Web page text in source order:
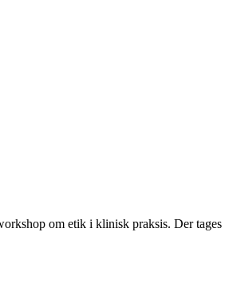
om etik i klinisk praksis. Der tages